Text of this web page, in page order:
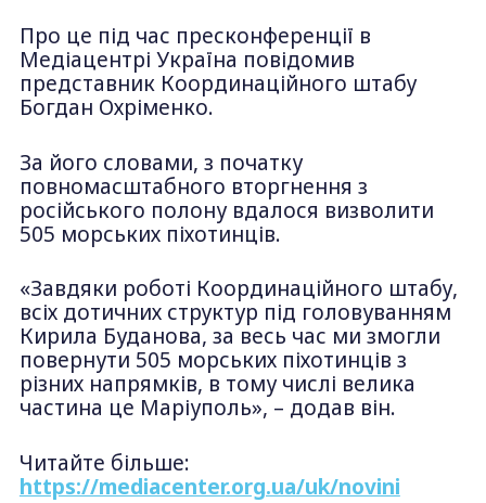
Про це під час пресконференції в
Медіацентрі Україна повідомив
представник Координаційного штабу
Богдан Охріменко.
За його словами, з початку
повномасштабного вторгнення з
російського полону вдалося визволити
505 морських піхотинців.
«Завдяки роботі Координаційного штабу,
всіх дотичних структур під головуванням
Кирила Буданова, за весь час ми змогли
повернути 505 морських піхотинців з
різних напрямків, в тому числі велика
частина це Маріуполь», – додав він.
Читайте більше:
https://mediacenter.org.ua/uk/novini